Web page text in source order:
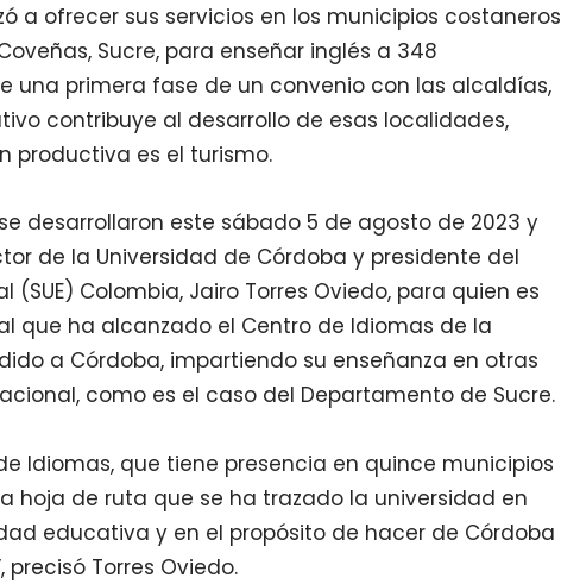
a ofrecer sus servicios en los municipios costaneros
Sucre, para enseñar inglés a 348
una primera fase de un convenio con las alcaldías,
contribuye al desarrollo de esas localidades,
productiva es el turismo.
desarrollaron este sábado 5 de agosto de 2023 y
de la Universidad de Córdoba y presidente del
(SUE) Colombia, Jairo Torres Oviedo, para quien es
que ha alcanzado el Centro de Idiomas de la
a Córdoba, impartiendo su enseñanza en otras
como es el caso del Departamento de Sucre.
Idiomas, que tiene presencia en quince municipios
hoja de ruta que se ha trazado la universidad en
educativa y en el propósito de hacer de Córdoba
Torres Oviedo.